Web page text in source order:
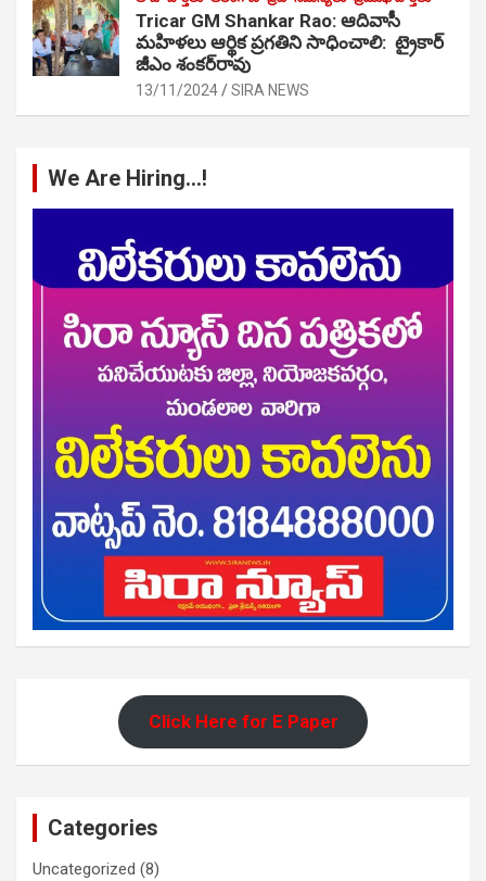
Tricar GM Shankar Rao: ఆదివాసీ
మహిళలు ఆర్థిక ప్రగతిని సాధించాలి: ట్రైకార్
జీఎం శంకర్‌రావు
13/11/2024 SIRA NEWS
We Are Hiring…!
Click Here for E Paper
Categories
Uncategorized (8)